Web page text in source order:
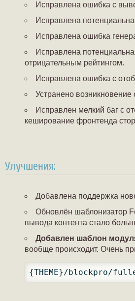
Исправлена ошибка с
Исправлена
Исправлена ошибка
Исправлена
отрицательным рейтингом.
Исправлена ошибка с
Устранено
Исправлен мелкий баг с
кеширование фронтенда
Улучшения:
Добавлена поддержка
Обновлён шаблонизатор
вывода контента стало
Добавлен шаблон
вообще происходит. Очень
{THEME}/blockpro/